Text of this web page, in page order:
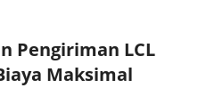
Pengiriman LCL
Maksimal